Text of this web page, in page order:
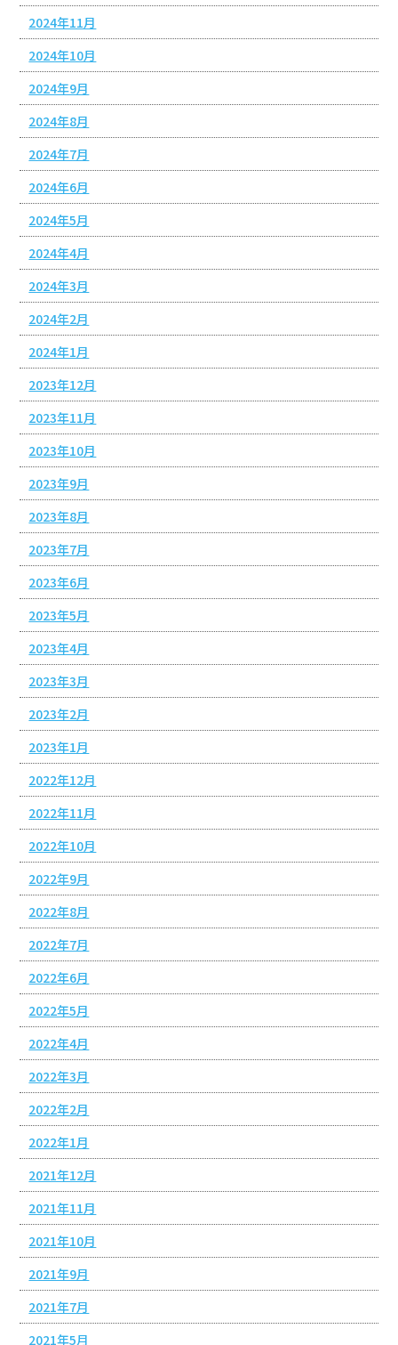
2024年11月
2024年10月
2024年9月
2024年8月
2024年7月
2024年6月
2024年5月
2024年4月
2024年3月
2024年2月
2024年1月
2023年12月
2023年11月
2023年10月
2023年9月
2023年8月
2023年7月
2023年6月
2023年5月
2023年4月
2023年3月
2023年2月
2023年1月
2022年12月
2022年11月
2022年10月
2022年9月
2022年8月
2022年7月
2022年6月
2022年5月
2022年4月
2022年3月
2022年2月
2022年1月
2021年12月
2021年11月
2021年10月
2021年9月
2021年7月
2021年5月